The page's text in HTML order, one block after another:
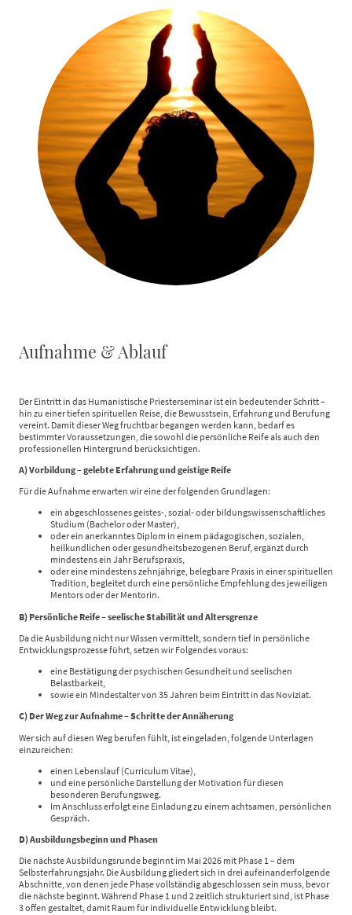
Aufnahme & Ablauf
Der Eintritt in das Humanistische Priesterseminar ist ein bedeutender Schritt –
hin zu einer tiefen spirituellen Reise, die Bewusstsein, Erfahrung und Berufung
vereint. Damit dieser Weg fruchtbar begangen werden kann, bedarf es
bestimmter Voraussetzungen, die sowohl die persönliche Reife als auch den
professionellen Hintergrund berücksichtigen.
A) Vorbildung – gelebte Erfahrung und geistige Reife
Für die Aufnahme erwarten wir eine der folgenden Grundlagen:
ein abgeschlossenes geistes-, sozial- oder bildungswissenschaftliches
Studium (Bachelor oder Master),
oder ein anerkanntes Diplom in einem pädagogischen, sozialen,
heilkundlichen oder gesundheitsbezogenen Beruf, ergänzt durch
mindestens ein Jahr Berufspraxis,
oder eine mindestens zehnjährige, belegbare Praxis in einer spirituellen
Tradition, begleitet durch eine persönliche Empfehlung des jeweiligen
Mentors oder der Mentorin.
B) Persönliche Reife – seelische Stabilität und Altersgrenze
Da die Ausbildung nicht nur Wissen vermittelt, sondern tief in persönliche
Entwicklungsprozesse führt, setzen wir Folgendes voraus:
eine Bestätigung der psychischen Gesundheit und seelischen
Belastbarkeit,
sowie ein Mindestalter von 35 Jahren beim Eintritt in das Noviziat.
C) Der Weg zur Aufnahme – Schritte der Annäherung
Wer sich auf diesen Weg berufen fühlt, ist eingeladen, folgende Unterlagen
einzureichen:
einen Lebenslauf (Curriculum Vitae),
und eine persönliche Darstellung der Motivation für diesen
besonderen Berufungsweg.
Im Anschluss erfolgt eine Einladung zu einem achtsamen, persönlichen
Gespräch.
D) Ausbildungsbeginn und Phasen
Die nächste Ausbildungsrunde beginnt im Mai 2026 mit Phase 1 – dem
Selbsterfahrungsjahr. Die Ausbildung gliedert sich in drei aufeinanderfolgende
Abschnitte, von denen jede Phase vollständig abgeschlossen sein muss, bevor
die nächste beginnt. Während Phase 1 und 2 zeitlich strukturiert sind, ist Phase
3 offen gestaltet, damit Raum für individuelle Entwicklung bleibt.